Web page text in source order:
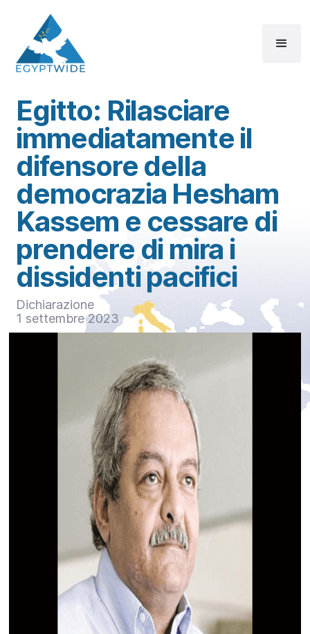
Egitto: Rilasciare
immediatamente il
difensore della
democrazia Hesham
Kassem e cessare di
prendere di mira i
dissidenti pacifici
Dichiarazione
1 settembre 2023